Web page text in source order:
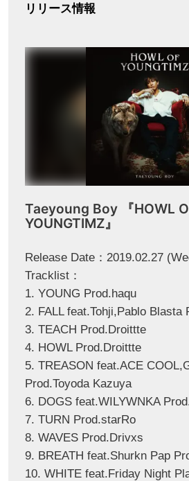
リリース情報
Taeyoung Boy 『HOWL
YOUNGTIMZ』
Release Date：2019.02.27
Tracklist：
1. YOUNG Prod.haqu
2. FALL feat.Tohji,Pablo Blasta
3. TEACH Prod.Droittte
4. HOWL Prod.Droittte
5. TREASON feat.ACE
Prod.Toyoda Kazuya
6. DOGS feat.WILYWNKA
7. TURN Prod.starRo
8. WAVES Prod.Drivxs
9. BREATH feat.Shurkn Pap
10. WHITE feat.Friday Night